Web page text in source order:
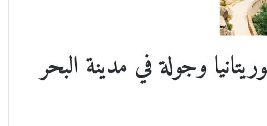
وجولة في مدينة البحر